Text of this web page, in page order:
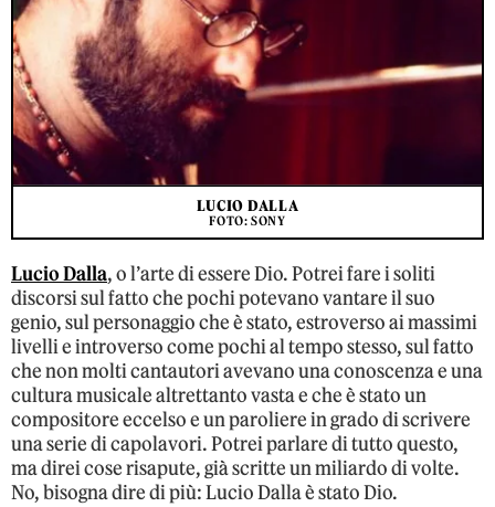
LUCIO DALLA
FOTO: SONY
Lucio Dalla, o l’arte di essere Dio. Potrei fare i soliti
discorsi sul fatto che pochi potevano vantare il suo
genio, sul personaggio che è stato, estroverso ai massimi
livelli e introverso come pochi al tempo stesso, sul fatto
che non molti cantautori avevano una conoscenza e una
cultura musicale altrettanto vasta e che è stato un
compositore eccelso e un paroliere in grado di scrivere
una serie di capolavori. Potrei parlare di tutto questo,
ma direi cose risapute, già scritte un miliardo di volte.
No, bisogna dire di più: Lucio Dalla è stato Dio.